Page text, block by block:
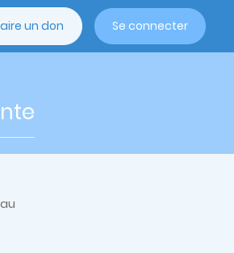
un don Se connecter